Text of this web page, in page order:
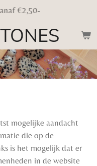
€2,50-
mogelijke aandacht
die op de
is het mogelijk dat er
in de website